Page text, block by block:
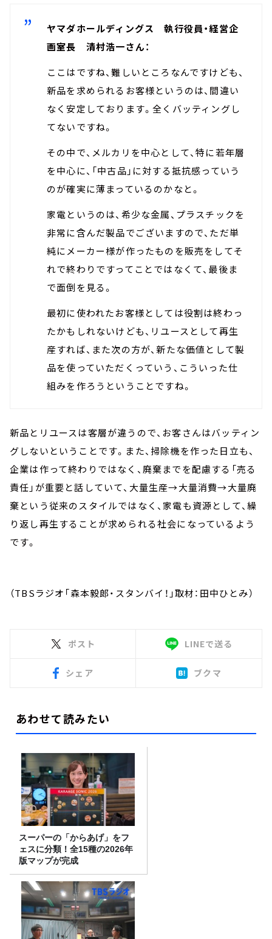
ヤマダホールディングス 執行役員・経営企
画室長 清村浩一さん：
ここはですね、難しいところなんですけども、
新品を求められるお客様というのは、間違い
なく安定しております。全くバッティングし
てないですね。
その中で、メルカリを中心として、特に若年層
を中心に、「中古品」に対する抵抗感っていう
のが確実に薄まっているのかなと。
家電というのは、希少な金属、プラスチックを
非常に含んだ製品でございますので、ただ単
純にメーカー様が作ったものを販売をしてそ
れで終わりですってことではなくて、最後ま
で面倒を見る。
最初に使われたお客様としては役割は終わっ
たかもしれないけども、リユースとして再生
産すれば、また次の方が、新たな価値として製
品を使っていただくっていう、こういった仕
組みを作ろうということですね。
新品とリユースは客層が違うので、お客さんはバッティン
グしないということです。また、掃除機を作った日立も、
企業は作って終わりではなく、廃棄までを配慮する「売る
責任」が重要と話していて、大量生産→大量消費→大量廃
棄という従来のスタイルではなく、家電も資源として、繰
り返し再生することが求められる社会になっているよう
です。
（TBSラジオ「森本毅郎・スタンバイ！」取材：田中ひとみ）
ポスト LINEで送る
シェア ブクマ
あわせて読みたい
スーパーの「からあげ」をフ
ェスに分類！全15種の2026年
版マップが完成